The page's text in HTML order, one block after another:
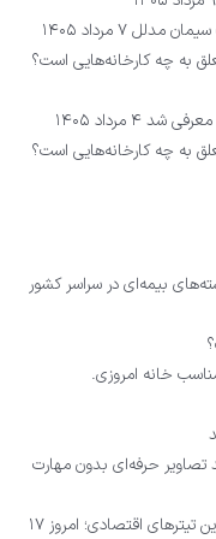
۷ مرداد ۱۴۰۵
افق ۲۰۴۰؛ آینده متعلق به چه کارخانه‌هایی است؟
معرفی شد ۴ مرداد ۱۴۰۵
افق ۲۰۴۰؛ آینده متعلق به چه کارخانه‌هایی است؟
بیمه‌ای در سراسر کشور
7 راه برای تولید تصاویر حرفه‌ای بدون مهارت
مروری بر سرتیتر روزنامه‌های کشور و مهم‌ترین تیترهای اقتصادی؛ امروز ۱۷